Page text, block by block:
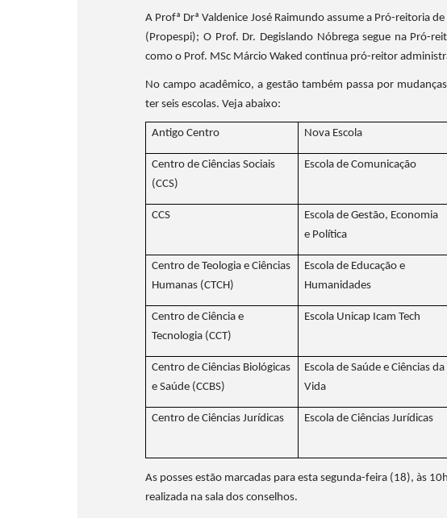
A Profª Drª Valdenice José Raimundo assume a Pró-reitoria
(Propespi); O Prof. Dr. Degislando Nóbrega segue na Pró-
como o Prof. MSc Márcio Waked continua pró-reitor
No campo acadêmico, a gestão também passa por
ter seis escolas. Veja abaixo:
Antigo Centro Nova Escola
Centro de Ciências Sociais
(CCS)
Escola de Comunicação
CCS
Escola de Gestão, Economia
e Política
Centro de Teologia e Ciências
Humanas (CTCH)
Escola de Educação e
Humanidades
Centro de Ciência e
Tecnologia (CCT)
Escola Unicap Icam Tech
Centro de Ciências Biológicas
e Saúde (CCBS)
Escola de Saúde e Ciências da
Vida
Centro de Ciências Jurídicas Escola de Ciências Jurídicas
As posses estão marcadas para esta segunda-feira (18), às
realizada na sala dos conselhos.